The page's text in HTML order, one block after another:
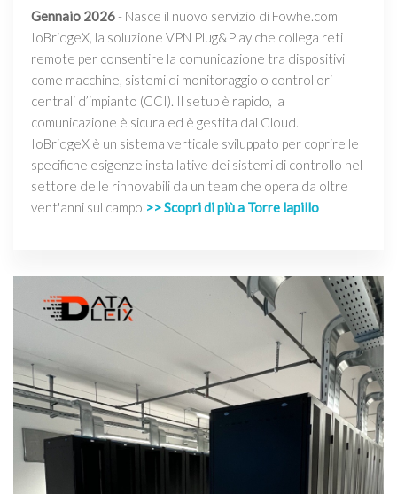
Gennaio 2026- Nasce il nuovo servizio di Fowhe.com
IoBridgeX, la soluzione VPN Plug&Play che collega reti
remote per consentire la comunicazione tra dispositivi
come macchine, sistemi di monitoraggio o controllori
centrali d’impianto (CCI). Il setup è rapido, la
comunicazione è sicura ed è gestita dal Cloud.
IoBridgeX è un sistema verticale sviluppato per coprire le
specifiche esigenze installative dei sistemi di controllo nel
settore delle rinnovabili da un team che opera da oltre
vent'anni sul campo.>> Scopri di più a Torre lapillo